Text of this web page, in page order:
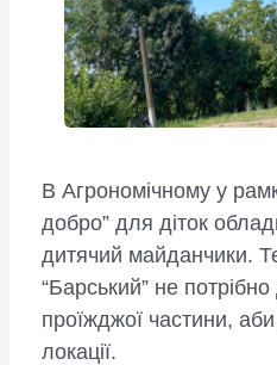
В Агрономічному у
добро” для діток
дитячий майданчики.
“Барський” не
проїжджої частини, аби
локації.